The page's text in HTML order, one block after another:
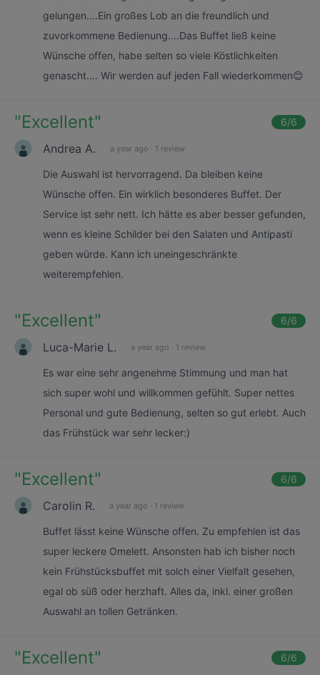
gelungen....Ein großes Lob an die freundlich und
zuvorkommene Bedienung....Das Buffet ließ keine
Wünsche offen, habe selten so viele Köstlichkeiten
genascht.... Wir werden auf jeden Fall wiederkommen😊
"Excellent" 6/6
Andrea A. a year ago · 1 review
Die Auswahl ist hervorragend. Da bleiben keine
Wünsche offen. Ein wirklich besonderes Buffet. Der
Service ist sehr nett. Ich hätte es aber besser gefunden,
wenn es kleine Schilder bei den Salaten und Antipasti
geben würde. Kann ich uneingeschränkte
weiterempfehlen.
"Excellent" 6/6
Luca-Marie L. a year ago · 1 review
Es war eine sehr angenehme Stimmung und man hat
sich super wohl und willkommen gefühlt. Super nettes
Personal und gute Bedienung, selten so gut erlebt. Auch
das Frühstück war sehr lecker:)
"Excellent" 6/6
Carolin R. a year ago · 1 review
Buffet lässt keine Wünsche offen. Zu empfehlen ist das
super leckere Omelett. Ansonsten hab ich bisher noch
kein Frühstücksbuffet mit solch einer Vielfalt gesehen,
egal ob süß oder herzhaft. Alles da, inkl. einer großen
Auswahl an tollen Getränken.
"Excellent" 6/6